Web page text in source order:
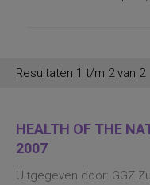
persoonlijkheidstrekken
posttraumatische stress
persoonlijkheidskenmerken
regelvaardigheid
rekenen en wiskunde
sociaal-emotioneel
Resultaten 1 t/m 2 van 2
HEALTH OF THE
2007
Uitgegeven door: GGZ